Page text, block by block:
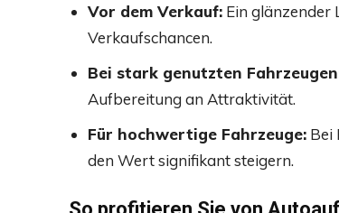
Vor dem Verkauf: Ein glänzender
Verkaufschancen.
Bei stark genutzten
Aufbereitung an Attraktivität.
Für hochwertige Fahrzeuge: Bei
den Wert signifikant steigern.